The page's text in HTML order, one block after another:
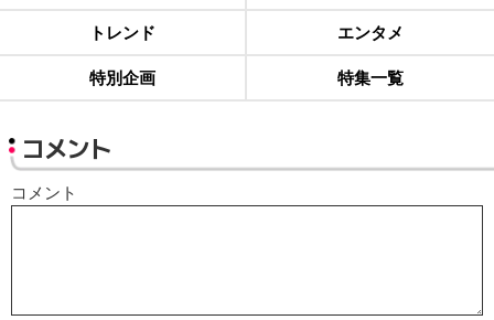
トレンド エンタメ
特別企画 特集一覧
コメント
コメント